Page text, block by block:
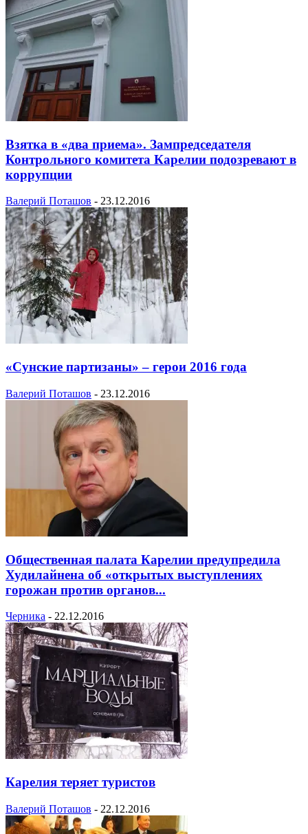
Взятка в «два приема». Зампредседателя
Контрольного комитета Карелии подозревают в
коррупции
Валерий Поташов - 23.12.2016
«Сунские партизаны» – герои 2016 года
Валерий Поташов - 23.12.2016
Общественная палата Карелии предупредила
Худилайнена об «открытых выступлениях
горожан против органов...
Черника - 22.12.2016
Карелия теряет туристов
Валерий Поташов - 22.12.2016